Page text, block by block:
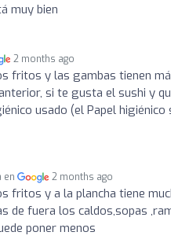
muy bien
2 months ago
fritos y las gambas tienen
si te gusta el sushi y
usado (el Papel
en 2 months ago
fritos y a la plancha tiene
de fuera los caldos,sopas
poner menos